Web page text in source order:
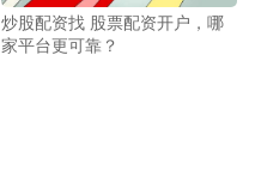
炒股配资找 股票配资开户，哪
家平台更可靠？